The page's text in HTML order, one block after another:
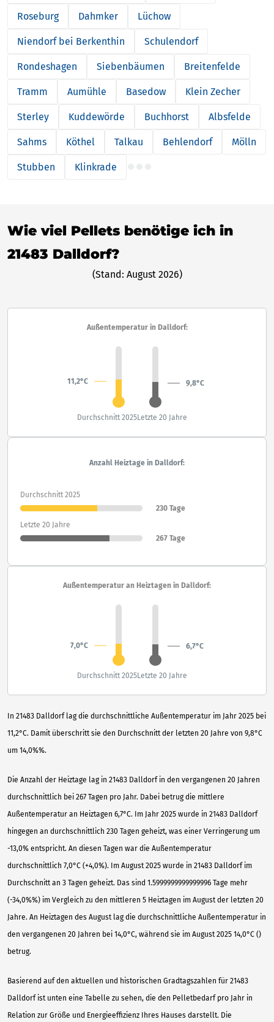
Roseburg Dahmker Lüchow
Niendorf bei Berkenthin Schulendorf
Rondeshagen Siebenbäumen Breitenfelde
Tramm Aumühle Basedow Klein Zecher
Sterley Kuddewörde Buchhorst Albsfelde
Sahms Köthel Talkau Behlendorf Mölln
Stubben Klinkrade
Wie viel Pellets benötige ich in
21483 Dalldorf?
(Stand: August 2026)
In 21483 Dalldorf lag die durchschnittliche Außentemperatur im Jahr 2025 bei
11,2°C. Damit überschritt sie den Durchschnitt der letzten 20 Jahre von 9,8°C
um 14,0%%.
Die Anzahl der Heiztage lag in 21483 Dalldorf in den vergangenen 20 Jahren
durchschnittlich bei 267 Tagen pro Jahr. Dabei betrug die mittlere
Außentemperatur an Heiztagen 6,7°C. Im Jahr 2025 wurde in 21483 Dalldorf
hingegen an durchschnittlich 230 Tagen geheizt, was einer Verringerung um
-13,0% entspricht. An diesen Tagen war die Außentemperatur
durchschnittlich 7,0°C (+4,0%). Im August 2025 wurde in 21483 Dalldorf im
Durchschnitt an 3 Tagen geheizt. Das sind 1.5999999999999996 Tage mehr
(-34,0%%) im Vergleich zu den mittleren 5 Heiztagen im August der letzten 20
Jahre. An Heiztagen des August lag die durchschnittliche Außentemperatur in
den vergangenen 20 Jahren bei 14,0°C, während sie im August 2025 14,0°C ()
betrug.
Basierend auf den aktuellen und historischen Gradtagszahlen für 21483
Dalldorf ist unten eine Tabelle zu sehen, die den Pelletbedarf pro Jahr in
Relation zur Größe und Energieeffizienz Ihres Hauses darstellt. Die
Außentemperatur in Dalldorf:
11,2°C 9,8°C
Durchschnitt 2025Letzte 20 Jahre
Anzahl Heiztage in Dalldorf:
Durchschnitt 2025
230 Tage
Letzte 20 Jahre
267 Tage
Außentemperatur an Heiztagen in Dalldorf:
7,0°C 6,7°C
Durchschnitt 2025Letzte 20 Jahre